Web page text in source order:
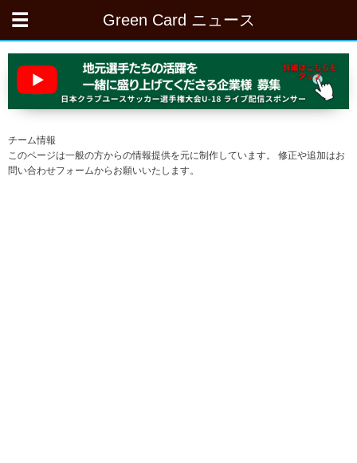
Green Card ニュース
チーム情報
このページは一般の方からの情報提供を元に制作しています。 修正や追加はお
問い合わせフォームからお願いいたします。